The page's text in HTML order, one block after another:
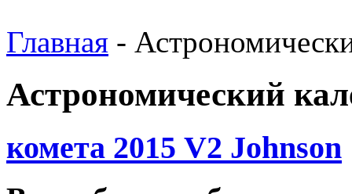
Главная -
Астрономический
комета 2015 V2 Johnson